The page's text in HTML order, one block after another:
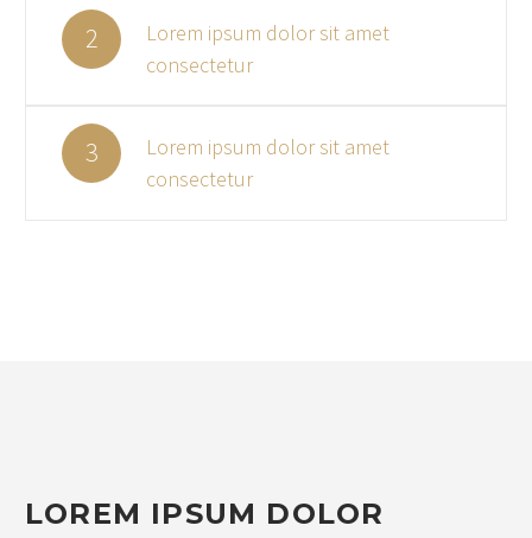
2
Lorem ipsum dolor sit amet
consectetur
3
Lorem ipsum dolor sit amet
consectetur
LOREM IPSUM DOLOR